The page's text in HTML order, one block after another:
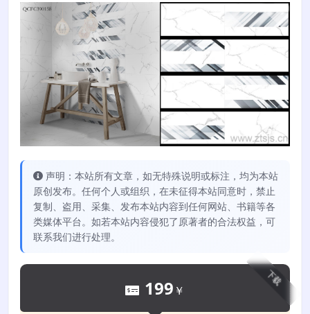
声明：本站所有文章，如无特殊说明或标注，均为本站
原创发布。任何个人或组织，在未征得本站同意时，禁止
复制、盗用、采集、发布本站内容到任何网站、书籍等各
类媒体平台。如若本站内容侵犯了原著者的合法权益，可
联系我们进行处理。
下载
199 ￥